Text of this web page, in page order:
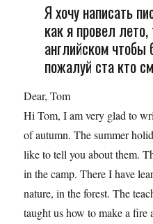
Я хочу написать
как я провел
английском
пожалуй ста кто
Dear, Tom
Hi Tom, I am very glad to
of autumn. The summer
like to tell you about them.
in the camp. There I have
nature, in the forest. The
taught us how to make a fire